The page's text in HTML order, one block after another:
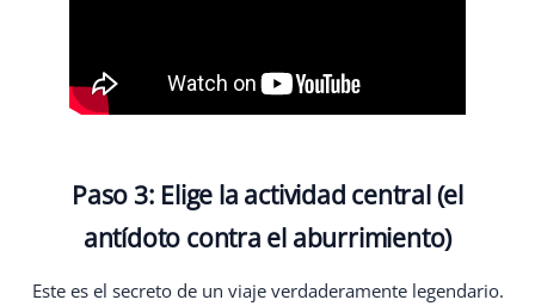
Paso 3: Elige la actividad central (el
antídoto contra el aburrimiento)
Este es el secreto de un viaje verdaderamente legendario.